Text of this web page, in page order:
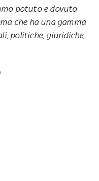
potuto e dovuto
che ha una gamma
politiche, giuridiche,